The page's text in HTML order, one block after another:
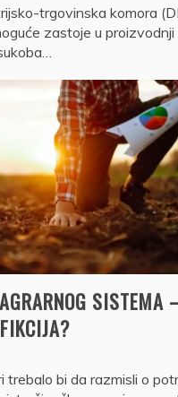
trgovinska komora
zastoje u proizvodnji
SISTEMA
trebalo bi da razmisli o